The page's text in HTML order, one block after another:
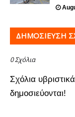
ΔΗΜΟΣΊΕΥΣΗ
0 Σχόλια
Σχόλια
δημοσιεύονται!